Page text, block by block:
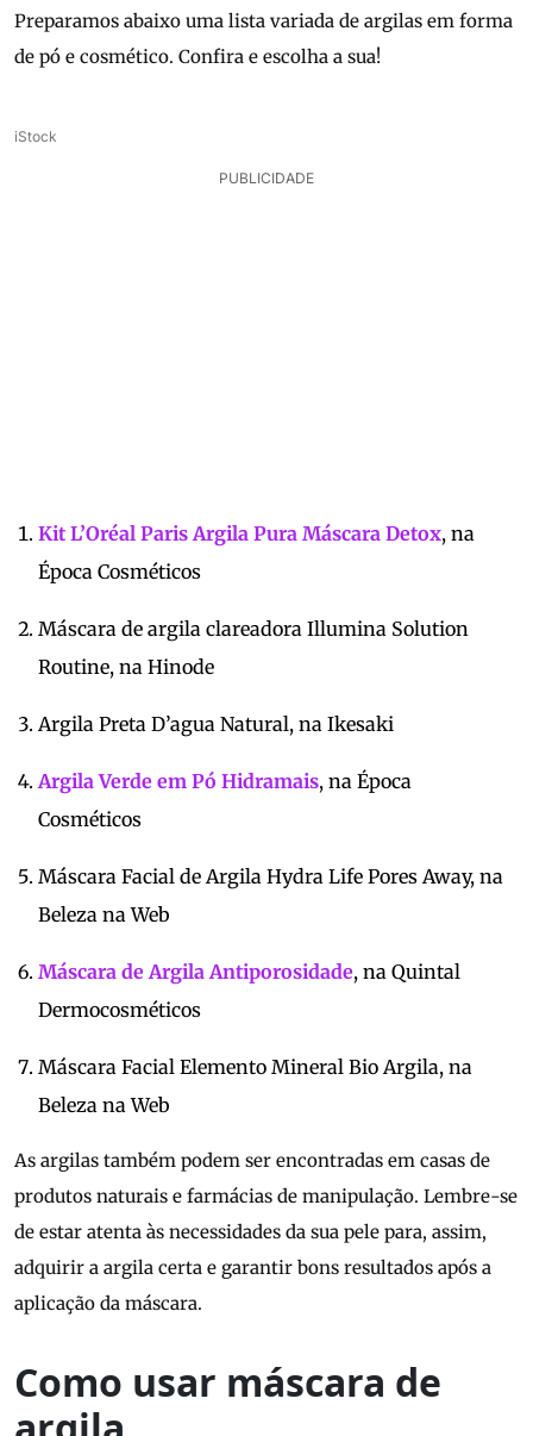
Preparamos abaixo uma lista variada de argilas em forma
de pó e cosmético. Confira e escolha a sua!
iStock
PUBLICIDADE
Kit L’Oréal Paris Argila Pura Máscara Detox, na
Época Cosméticos
Máscara de argila clareadora Illumina Solution
Routine, na Hinode
Argila Preta D’agua Natural, na Ikesaki
Argila Verde em Pó Hidramais, na Época
Cosméticos
Máscara Facial de Argila Hydra Life Pores Away, na
Beleza na Web
Máscara de Argila Antiporosidade, na Quintal
Dermocosméticos
Máscara Facial Elemento Mineral Bio Argila, na
Beleza na Web
As argilas também podem ser encontradas em casas de
produtos naturais e farmácias de manipulação. Lembre-se
de estar atenta às necessidades da sua pele para, assim,
adquirir a argila certa e garantir bons resultados após a
aplicação da máscara.
Como usar máscara de